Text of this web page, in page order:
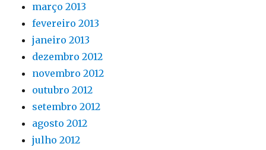
março 2013
fevereiro 2013
janeiro 2013
dezembro 2012
novembro 2012
outubro 2012
setembro 2012
agosto 2012
julho 2012